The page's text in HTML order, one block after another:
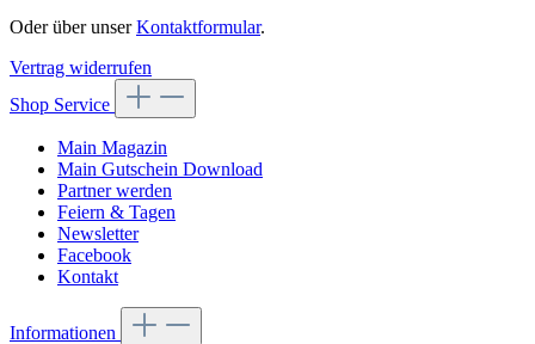
Oder über unserKontaktformular.
Vertrag widerrufen
Shop Service
Main Magazin
Main Gutschein Download
Partner werden
Feiern & Tagen
Newsletter
Facebook
Kontakt
Informationen